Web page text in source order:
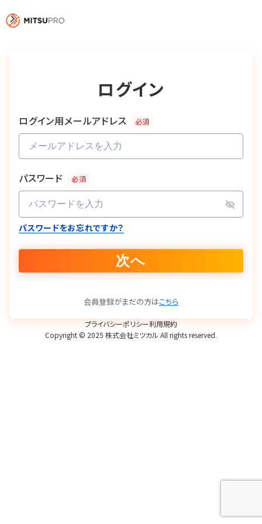
ログイン
ログイン用メールアドレス 必須
パスワード 必須
パスワードをお忘れですか？
次へ
会員登録がまだの方はこちら
Copyright © 2025 株式会社ミツカル All rights reserved.
プライバシーポリシー利用規約